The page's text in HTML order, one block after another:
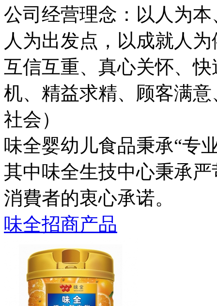
公司经营理念：以人为
人为出发点，以成就人
互信互重、真心关怀、
机、精益求精、顾客满
社会）
味全婴幼儿食品秉承“专
其中味全生技中心秉承
消費者的衷心承诺。
味全招商产品